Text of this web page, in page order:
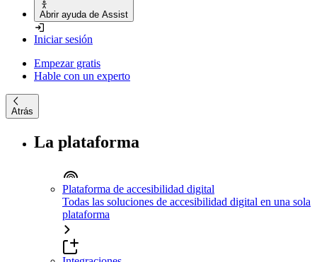
Abrir ayuda de Assist
Iniciar sesión
Empezar gratis
Hable con un experto
Atrás
La plataforma
Plataforma de accesibilidad digital
Todas las soluciones de accesibilidad digital en una sola
plataforma